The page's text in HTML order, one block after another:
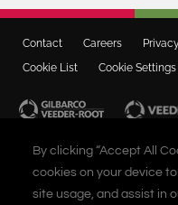
By clicking “Accept All
cookies on your device
site usage, and assist in
Contact Careers Privacy
Cookie List
Cookie Settings
0800 892 2323